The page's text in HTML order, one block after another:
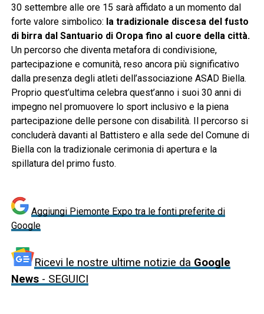
30 settembre alle ore 15 sarà affidato a un momento dal
forte valore simbolico: la tradizionale discesa del fusto
di birra dal Santuario di Oropa fino al cuore della città.
Un percorso che diventa metafora di condivisione,
partecipazione e comunità, reso ancora più significativo
dalla presenza degli atleti dell’associazione ASAD Biella.
Proprio quest’ultima celebra quest’anno i suoi 30 anni di
impegno nel promuovere lo sport inclusivo e la piena
partecipazione delle persone con disabilità. Il percorso si
concluderà davanti al Battistero e alla sede del Comune di
Biella con la tradizionale cerimonia di apertura e la
spillatura del primo fusto.
Aggiungi Piemonte Expo tra le fonti preferite di
Google
Ricevi le nostre ultime notizie da Google
News- SEGUICI